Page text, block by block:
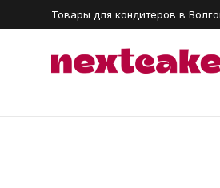
Товары для кондитеров в